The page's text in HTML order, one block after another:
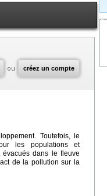
ou créez un compte
Toutefois, le
les populations et
dans le fleuve
de la pollution sur la